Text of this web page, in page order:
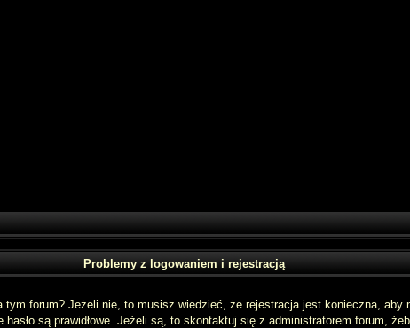
Problemy z logowaniem i rejestracją
forum? Jeżeli nie, to musisz wiedzieć, że rejestracja jest konieczna, aby
są prawidłowe. Jeżeli są, to skontaktuj się z administratorem forum,